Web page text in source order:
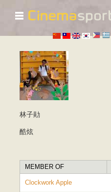
跳
转
到
☰
林子勛
酷炫
MEMBER OF
Clockwork Apple